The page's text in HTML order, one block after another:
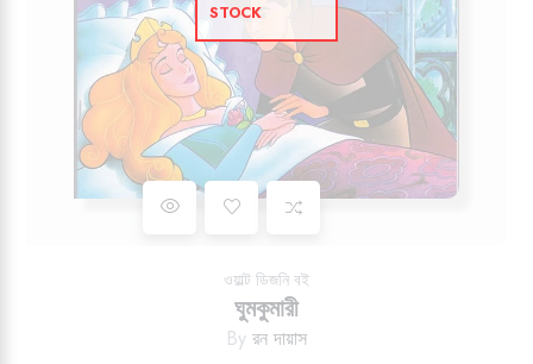
STOCK
ওয়াল্ট ডিজনি বই
ঘুমকুমারী
By রন দায়াস